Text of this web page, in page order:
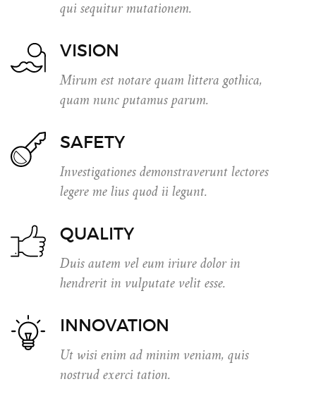
qui sequitur mutationem.
VISION
Mirum est notare quam littera gothica,
quam nunc putamus parum.
SAFETY
Investigationes demonstraverunt lectores
legere me lius quod ii legunt.
QUALITY
Duis autem vel eum iriure dolor in
hendrerit in vulputate velit esse.
INNOVATION
Ut wisi enim ad minim veniam, quis
nostrud exerci tation.